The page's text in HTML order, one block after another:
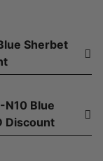
Discount